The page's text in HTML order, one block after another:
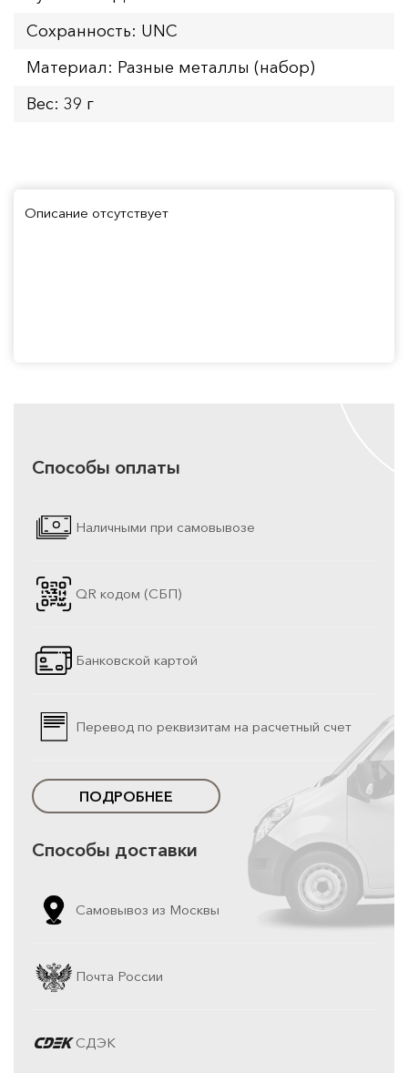
Сохранность: UNC
Материал: Разные металлы (набор)
Вес: 39 г
Описание отсутствует
Способы оплаты
Наличными при самовывозе
QR кодом (СБП)
Банковской картой
Перевод по реквизитам на расчетный счет
ПОДРОБНЕЕ
Способы доставки
Самовывоз из Москвы
Почта России
СДЭК